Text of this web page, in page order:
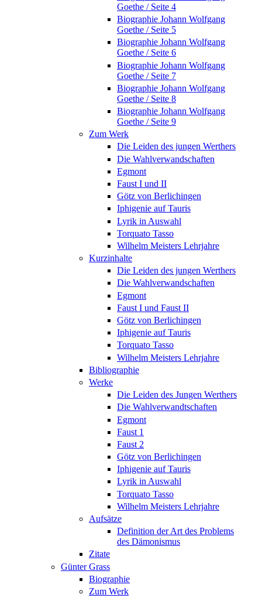
Goethe / Seite 4
Biographie Johann Wolfgang
Goethe / Seite 5
Biographie Johann Wolfgang
Goethe / Seite 6
Biographie Johann Wolfgang
Goethe / Seite 7
Biographie Johann Wolfgang
Goethe / Seite 8
Biographie Johann Wolfgang
Goethe / Seite 9
Zum Werk
Die Leiden des jungen Werthers
Die Wahlverwandschaften
Egmont
Faust I und II
Götz von Berlichingen
Iphigenie auf Tauris
Lyrik in Auswahl
Torquato Tasso
Wilhelm Meisters Lehrjahre
Kurzinhalte
Die Leiden des jungen Werthers
Die Wahlverwandschaften
Egmont
Faust I und Faust II
Götz von Berlichingen
Iphigenie auf Tauris
Torquato Tasso
Wilhelm Meisters Lehrjahre
Bibliographie
Werke
Die Leiden des Jungen Werthers
Die Wahlverwandtschaften
Egmont
Faust 1
Faust 2
Götz von Berlichingen
Iphigenie auf Tauris
Lyrik in Auswahl
Torquato Tasso
Wilhelm Meisters Lehrjahre
Aufsätze
Definition der Art des Problems
des Dämonismus
Zitate
Günter Grass
Biographie
Zum Werk